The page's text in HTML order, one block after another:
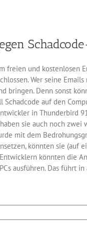
freien und kostenlosen
Wer seine
bringen. Denn sonst
auf den
in Thunderbird
sie auch noch
mit dem
könnten sie (auf
könnten die
ausführen. Das führt